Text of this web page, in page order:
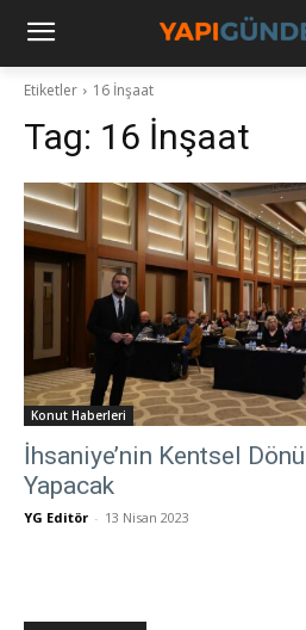
Etiketler 16 İnşaat
Tag: 16 İnşaat
Konut Haberleri
İhsaniye’nin Kentsel
Yapacak
YG Editör - 13 Nisan 2023